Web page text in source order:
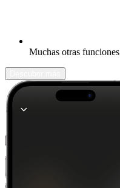
Muchas otras